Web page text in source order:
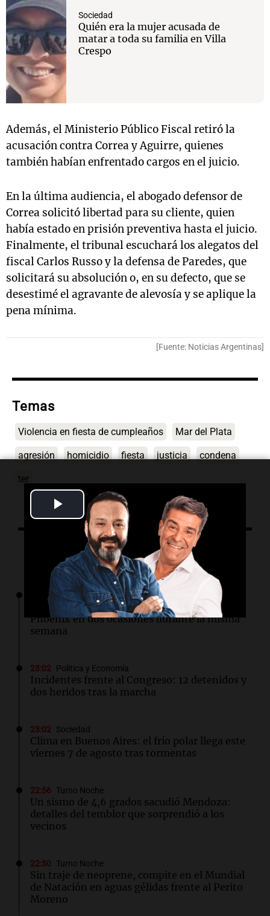
Play
Video
Sociedad
Quién era la mujer acusada de
matar a toda su familia en Villa
Crespo
Además, el Ministerio Público Fiscal retiró la
acusación contra Correa y Aguirre, quienes
también habían enfrentado cargos en el juicio.
En la última audiencia, el abogado defensor de
Correa solicitó libertad para su cliente, quien
había estado en prisión preventiva hasta el juicio.
Finalmente, el tribunal escuchará los alegatos del
fiscal Carlos Russo y la defensa de Paredes, que
solicitará su absolución o, en su defecto, que se
desestimé el agravante de alevosía y se aplique la
pena mínima.
[Fuente: Noticias Argentinas]
Temas
Violencia en fiesta de cumpleaños Mar del Plata
agresión homicidio fiesta justicia condena
ter
Lo último
23:08 Mundo
Intensas tormentas de arena impactan
Phoenix en dos ocasiones durante la misma
semana
23:02 Política y Economía
Incidentes frente al Congreso: 12 detenidos y
dos heridos tras la marcha
23:02 Sociedad
Clima en Buenos Aires: el frío polar llega este
viernes 7 de agosto tras tormentas
22:56 Turno Noche
Un sismo de 4,6 grados sacudió Mendoza:
detalles del temblor que sorprendió a los
vecinos
22:50 Turno Noche
Sin traje de neoprene, compite en el Mundial
de Natación en aguas gélidas frente al Perito
Moreno